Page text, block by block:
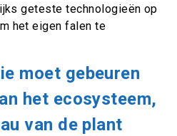
geteste technologieën op
het eigen falen te
moet gebeuren
het ecosysteem,
van de plant